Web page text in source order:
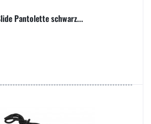
Pantolette schwarz...